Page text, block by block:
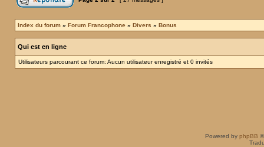
Index du forum » Forum Francophone » Divers » Bonus
Qui est en ligne
Utilisateurs parcourant ce forum: Aucun utilisateur enregistré et 0 invités
Powered by phpBB